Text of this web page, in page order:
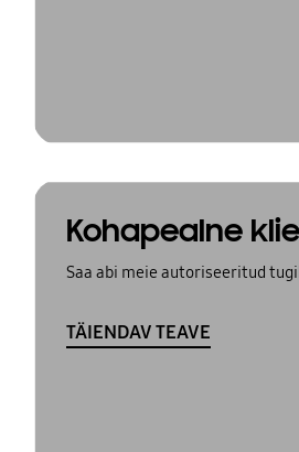
Kohapealne
Saa abi meie autoriseeritud
TÄIENDAV TEAVE